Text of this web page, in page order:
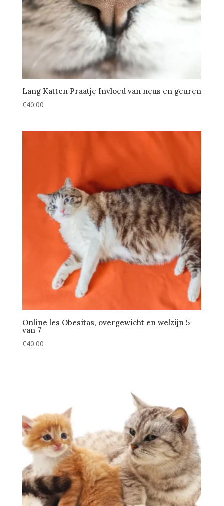
Lang Katten Praatje Invloed van neus en geuren
€40.00
Online les Obesitas, overgewicht en welzijn 5
van 7
€40.00